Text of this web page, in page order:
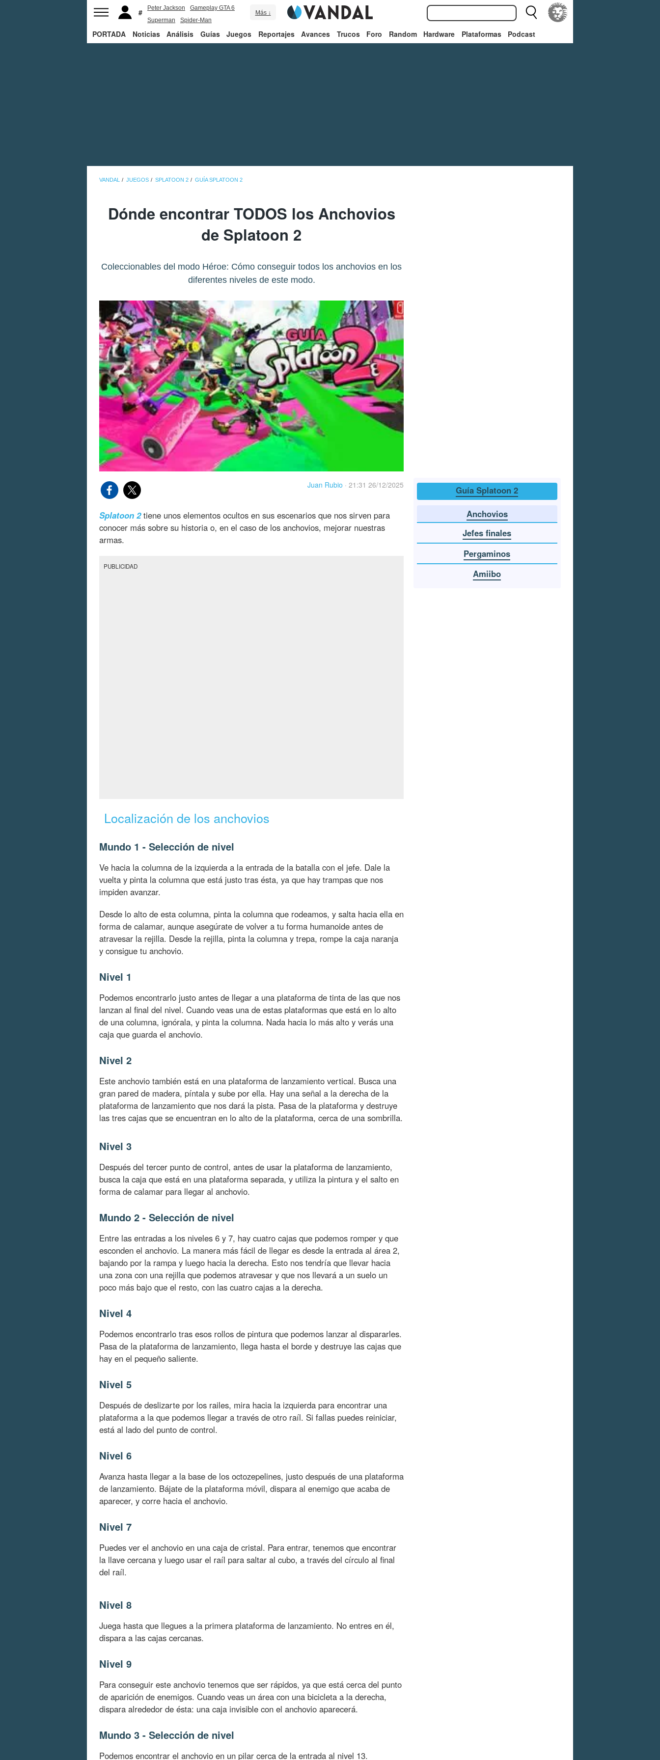
Peter Jackson
Gameplay GTA 6
Superman
Spider-Man
Más ↓
PORTADA Noticias Análisis Guías Juegos Reportajes Avances Trucos Foro Random Hardware Plataformas Podcast
VANDAL JUEGOS SPLATOON 2 GUÍA SPLATOON 2
Dónde encontrar TODOS los Anchovios
de Splatoon 2
Coleccionables del modo Héroe: Cómo conseguir todos los anchovios en los
diferentes niveles de este modo.
Juan Rubio · 21:31 26/12/2025
Splatoon 2tiene unos elementos ocultos en sus escenarios que nos sirven para
conocer más sobre su historia o, en el caso de los anchovios, mejorar nuestras
armas.
PUBLICIDAD
Localización de los anchovios
Mundo 1 - Selección de nivel
Ve hacia la columna de la izquierda a la entrada de la batalla con el jefe. Dale la
vuelta y pinta la columna que está justo tras ésta, ya que hay trampas que nos
impiden avanzar.
Desde lo alto de esta columna, pinta la columna que rodeamos, y salta hacia ella en
forma de calamar, aunque asegúrate de volver a tu forma humanoide antes de
atravesar la rejilla. Desde la rejilla, pinta la columna y trepa, rompe la caja naranja
y consigue tu anchovio.
Nivel 1
Podemos encontrarlo justo antes de llegar a una plataforma de tinta de las que nos
lanzan al final del nivel. Cuando veas una de estas plataformas que está en lo alto
de una columna, ignórala, y pinta la columna. Nada hacia lo más alto y verás una
caja que guarda el anchovio.
Nivel 2
Este anchovio también está en una plataforma de lanzamiento vertical. Busca una
gran pared de madera, píntala y sube por ella. Hay una señal a la derecha de la
plataforma de lanzamiento que nos dará la pista. Pasa de la plataforma y destruye
las tres cajas que se encuentran en lo alto de la plataforma, cerca de una sombrilla.
Nivel 3
Después del tercer punto de control, antes de usar la plataforma de lanzamiento,
busca la caja que está en una plataforma separada, y utiliza la pintura y el salto en
forma de calamar para llegar al anchovio.
Mundo 2 - Selección de nivel
Entre las entradas a los niveles 6 y 7, hay cuatro cajas que podemos romper y que
esconden el anchovio. La manera más fácil de llegar es desde la entrada al área 2,
bajando por la rampa y luego hacia la derecha. Esto nos tendría que llevar hacia
una zona con una rejilla que podemos atravesar y que nos llevará a un suelo un
poco más bajo que el resto, con las cuatro cajas a la derecha.
Nivel 4
Podemos encontrarlo tras esos rollos de pintura que podemos lanzar al dispararles.
Pasa de la plataforma de lanzamiento, llega hasta el borde y destruye las cajas que
hay en el pequeño saliente.
Nivel 5
Después de deslizarte por los railes, mira hacia la izquierda para encontrar una
plataforma a la que podemos llegar a través de otro raíl. Si fallas puedes reiniciar,
está al lado del punto de control.
Nivel 6
Avanza hasta llegar a la base de los octozepelines, justo después de una plataforma
de lanzamiento. Bájate de la plataforma móvil, dispara al enemigo que acaba de
aparecer, y corre hacia el anchovio.
Nivel 7
Puedes ver el anchovio en una caja de cristal. Para entrar, tenemos que encontrar
la llave cercana y luego usar el raíl para saltar al cubo, a través del círculo al final
del raíl.
Nivel 8
Juega hasta que llegues a la primera plataforma de lanzamiento. No entres en él,
dispara a las cajas cercanas.
Nivel 9
Para conseguir este anchovio tenemos que ser rápidos, ya que está cerca del punto
de aparición de enemigos. Cuando veas un área con una bicicleta a la derecha,
dispara alrededor de ésta: una caja invisible con el anchovio aparecerá.
Mundo 3 - Selección de nivel
Podemos encontrar el anchovio en un pilar cerca de la entrada al nivel 13.
Guía Splatoon 2
Anchovios
Jefes finales
Pergaminos
Amiibo